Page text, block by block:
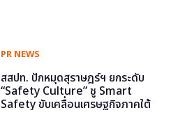
PR NEWS
สสปท. ปักหมุดสุราษฎร์ฯ ยกระดับ
“Safety Culture” ชู Smart
Safety ขับเคลื่อนเศรษฐกิจภาคใต้